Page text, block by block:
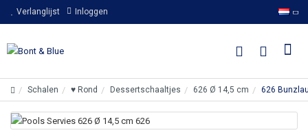
Verlanglijst Inloggen
Schalen ♥ Rond Dessertschaaltjes 626 Ø 14,5 cm 626